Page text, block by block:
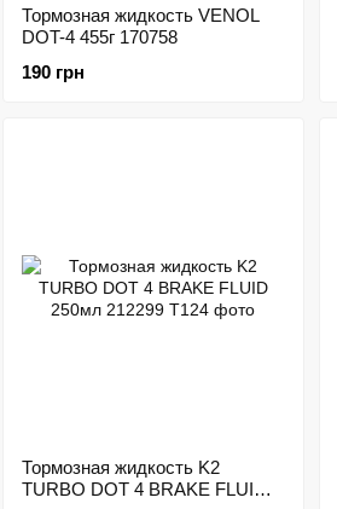
Тормозная жидкость VENOL
DOT-4 455г 170758
190 грн
Тормозная жидкость K2
TURBO DOT 4 BRAKE FLUID